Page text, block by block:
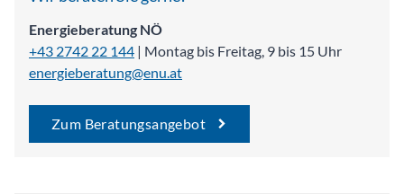
Energieberatung NÖ
+43 2742 22 144 | Montag bis Freitag, 9 bis 15 Uhr
energieberatung@enu.at
Zum Beratungsangebot